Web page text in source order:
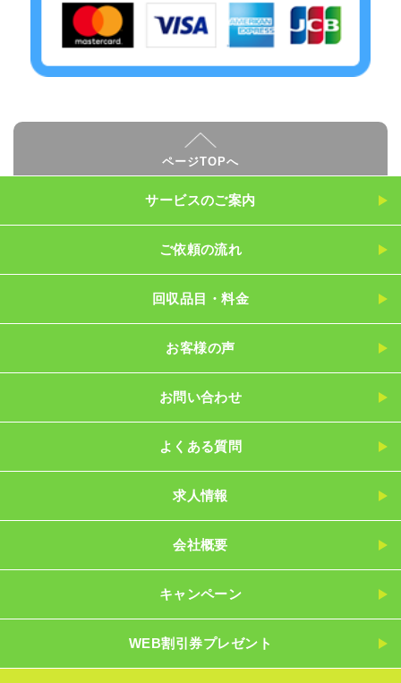
ページTOPへ
サービスのご案内
ご依頼の流れ
回収品目・料金
お客様の声
お問い合わせ
よくある質問
求人情報
会社概要
キャンペーン
WEB割引券プレゼント